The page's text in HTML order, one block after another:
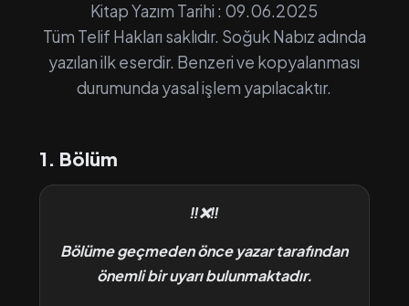
Kitap Yazım Tarihi : 09.06.2025
Tüm Telif Hakları saklıdır. Soğuk Nabız adında
yazılan ilk eserdir. Benzeri ve kopyalanması
durumunda yasal işlem yapılacaktır.
1. Bölüm
‼️❌️‼️
Bölüme geçmeden önce yazar tarafından
önemli bir uyarı bulunmaktadır.